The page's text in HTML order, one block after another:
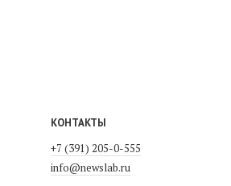
КОНТАКТЫ
+7 (391) 205-0-555
info@newslab.ru